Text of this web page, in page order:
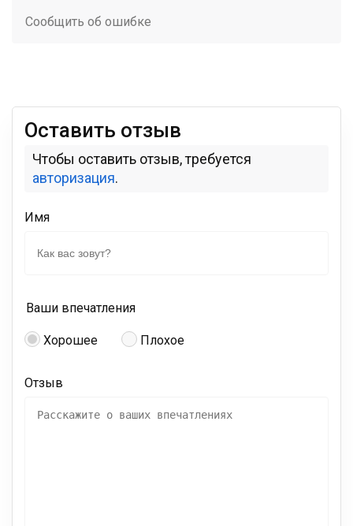
Сообщить об ошибке
Оставить отзыв
Чтобы оставить отзыв, требуется
авторизация.
Имя
Ваши впечатления
Хорошее Плохое
Отзыв